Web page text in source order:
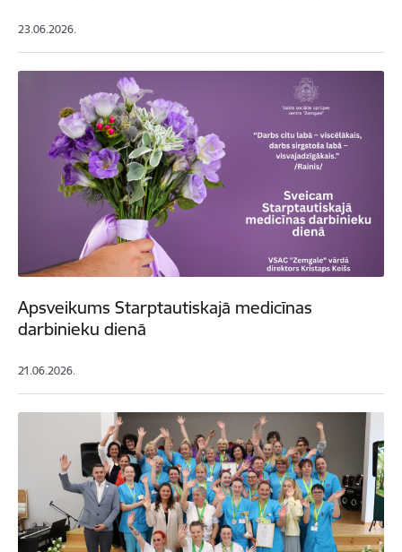
23.06.2026.
Apsveikums Starptautiskajā medicīnas
darbinieku dienā
21.06.2026.